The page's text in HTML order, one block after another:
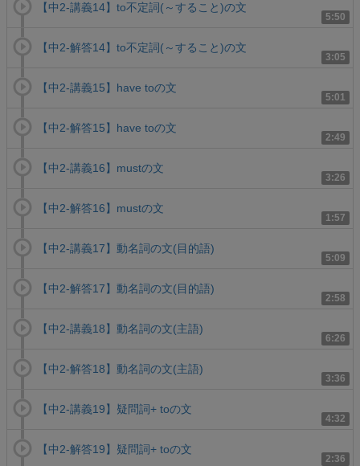
5:50
【中2-講義14】to不定詞(～すること)の文
3:05
【中2-解答14】to不定詞(～すること)の文
5:01
【中2-講義15】have toの文
2:49
【中2-解答15】have toの文
3:26
【中2-講義16】mustの文
1:57
【中2-解答16】mustの文
5:09
【中2-講義17】動名詞の文(目的語)
2:58
【中2-解答17】動名詞の文(目的語)
6:26
【中2-講義18】動名詞の文(主語)
3:36
【中2-解答18】動名詞の文(主語)
4:32
【中2-講義19】疑問詞+ toの文
2:36
【中2-解答19】疑問詞+ toの文